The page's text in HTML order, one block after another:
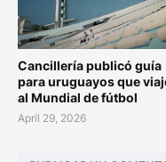
Cancillería publicó guía
para uruguayos que
al Mundial de fútbol
April 29, 2026